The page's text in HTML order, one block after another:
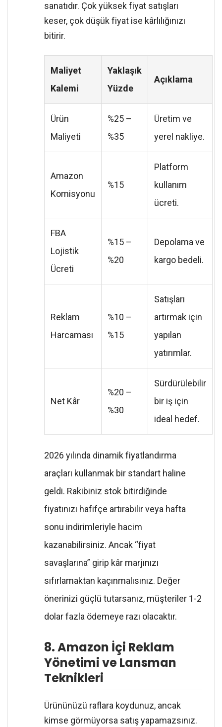
sanatıdır. Çok yüksek fiyat satışları
keser, çok düşük fiyat ise kârlılığınızı
bitirir.
Maliyet
Kalemi
Yaklaşık
Yüzde
Açıklama
Ürün
Maliyeti
%25 –
%35
Üretim ve
yerel nakliye.
Amazon
Komisyonu
%15
Platform
kullanım
ücreti.
FBA
Lojistik
Ücreti
%15 –
%20
Depolama ve
kargo bedeli.
Reklam
Harcaması
%10 –
%15
Satışları
artırmak için
yapılan
yatırımlar.
Net Kâr
%20 –
%30
Sürdürülebilir
bir iş için
ideal hedef.
2026 yılında dinamik fiyatlandırma
araçları kullanmak bir standart haline
geldi. Rakibiniz stok bitirdiğinde
fiyatınızı hafifçe artırabilir veya hafta
sonu indirimleriyle hacim
kazanabilirsiniz. Ancak “fiyat
savaşlarına” girip kâr marjınızı
sıfırlamaktan kaçınmalısınız. Değer
önerinizi güçlü tutarsanız, müşteriler 1-2
dolar fazla ödemeye razı olacaktır.
8. Amazon İçi Reklam
Yönetimi ve Lansman
Teknikleri
Ürününüzü raflara koydunuz, ancak
kimse görmüyorsa satış yapamazsınız.